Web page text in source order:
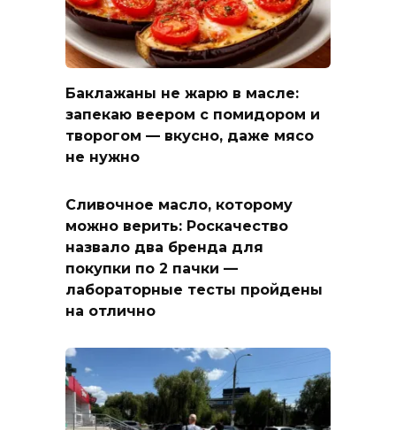
Баклажаны не жарю в масле:
запекаю веером с помидором и
творогом — вкусно, даже мясо
не нужно
Сливочное масло, которому
можно верить: Роскачество
назвало два бренда для
покупки по 2 пачки —
лабораторные тесты пройдены
на отлично